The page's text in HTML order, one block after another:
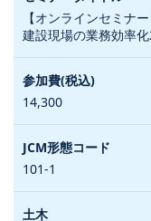
【オンラインセミナ
建設現場の業務効率
14,300
101-1